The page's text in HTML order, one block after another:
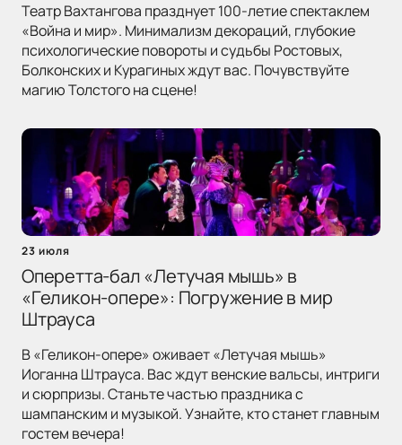
Театр Вахтангова празднует 100-летие спектаклем
«Война и мир». Минимализм декораций, глубокие
психологические повороты и судьбы Ростовых,
Болконских и Курагиных ждут вас. Почувствуйте
магию Толстого на сцене!
23 июля
Оперетта-бал «Летучая мышь» в
«Геликон-опере»: Погружение в мир
Штрауса
В «Геликон-опере» оживает «Летучая мышь»
Иоганна Штрауса. Вас ждут венские вальсы, интриги
и сюрпризы. Станьте частью праздника с
шампанским и музыкой. Узнайте, кто станет главным
гостем вечера!